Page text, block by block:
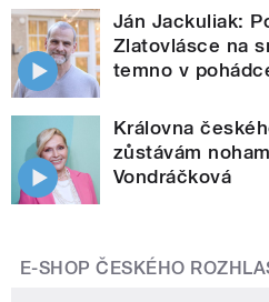
Ján Jackuliak:
Zlatovlásce na
temno v
Královna
zůstávám
Vondráčková
E-SHOP ČESKÉHO